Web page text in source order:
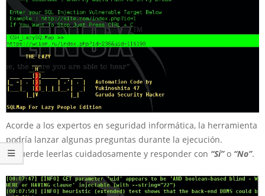
Acorde a los expertos en seguridad informática, la herramienta
podría lanzar algunas preguntas durante la ejecución.
Recuerde leerlas cuidadosamente y responder con “Sí”o “No”.